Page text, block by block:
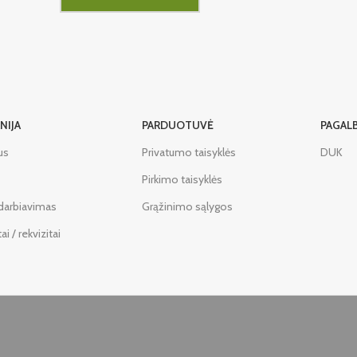
/ rekvizitai
PARDUOTUVĖ
Privatumo taisyklės
Pirkimo taisyklės
Grąžinimo sąlygos
DUK